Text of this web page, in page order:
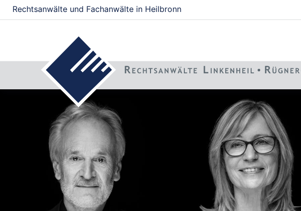
Rechtsanwälte und Fachanwälte in Heilbronn